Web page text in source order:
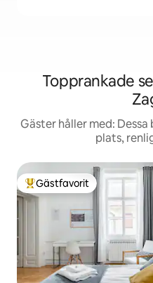
Topprankade
Gäster håller med:
plats,
Populär gästfavorit
Gästfavorit